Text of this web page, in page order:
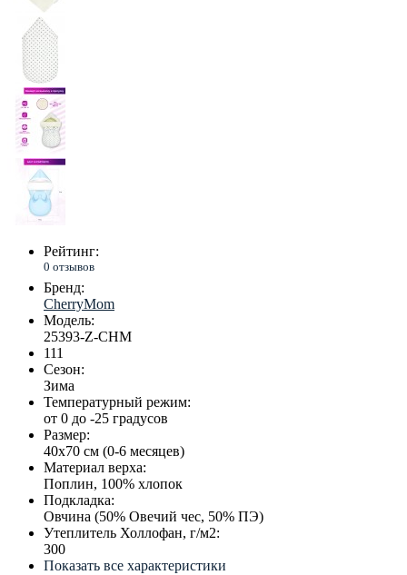
Рейтинг:
0 отзывов
Бренд:
CherryMom
Модель:
25393-Z-CHM
111
Сезон:
Зима
Температурный режим:
от 0 до -25 градусов
Размер:
40х70 см (0-6 месяцев)
Материал верха:
Поплин, 100% хлопок
Подкладка:
Овчина (50% Овечий чес, 50% ПЭ)
Утеплитель Холлофан, г/м2:
300
Показать все характеристики